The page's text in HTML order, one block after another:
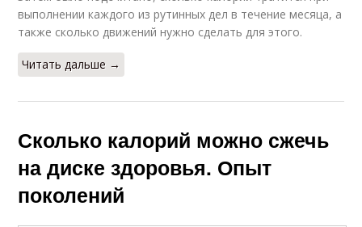
выполнении каждого из рутинных дел в течение месяца, а
также сколько движений нужно сделать для этого.
Читать дальше →
Сколько калорий можно сжечь
на диске здоровья. Опыт
поколений